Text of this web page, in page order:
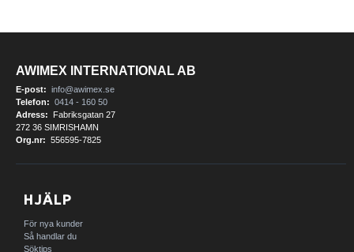
AWIMEX INTERNATIONAL AB
E-post: info@awimex.se
Telefon: 0414 - 160 50
Adress:
Fabriksgatan 27
272 36 SIMRISHAMN
Org.nr: 556595-7825
HJÄLP
För nya kunder
Så handlar du
Söktips